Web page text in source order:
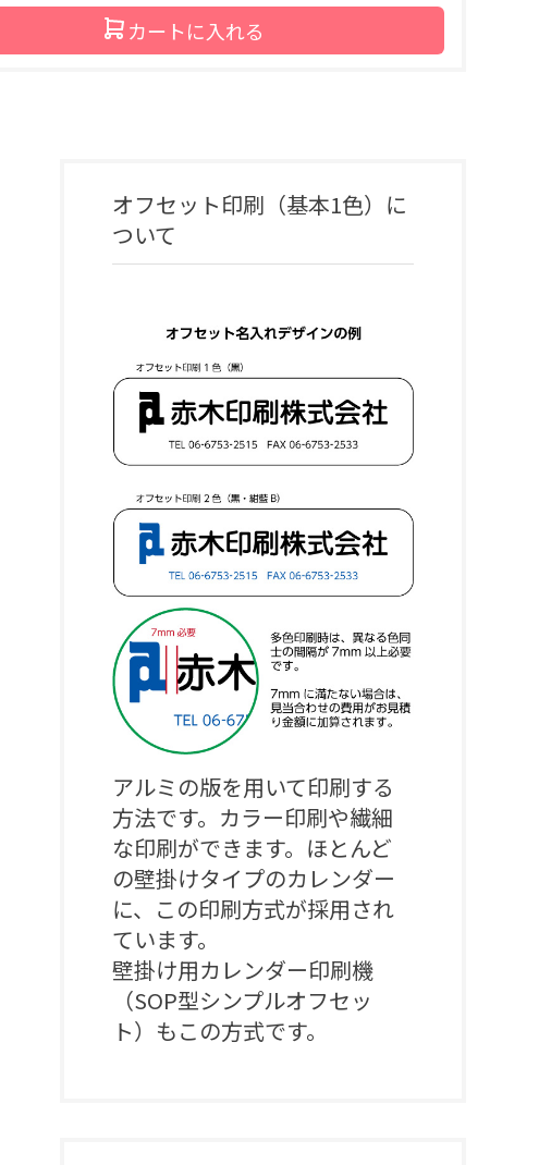
カートに入れる
オフセット印刷（基本1色） に
ついて
アルミの版を用いて印刷する
方法です。カラー印刷や繊細
な印刷ができます。ほとんど
の壁掛けタイプのカレンダー
に、この印刷方式が採用され
ています。
壁掛け用カレンダー印刷機
（SOP型シンプルオフセッ
ト）もこの方式です。